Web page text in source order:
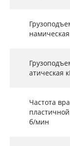
атическая
Частота
б/мин